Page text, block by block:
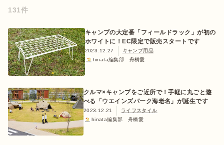
131件
キャンプの大定番「フィールドラック」が初の
ホワイトに！EC限定で販売スタートです
2023.12.27
キャンプ用品
hinata編集部 舟橋愛
クルマ×キャンプをご近所で！手軽に丸ごと遊
べる「ウエインズパーク海老名」が誕生です
2023.12.21
ライフスタイル
hinata編集部 舟橋愛
公式オンラインストア
おすすめ特集
キャンプ用品